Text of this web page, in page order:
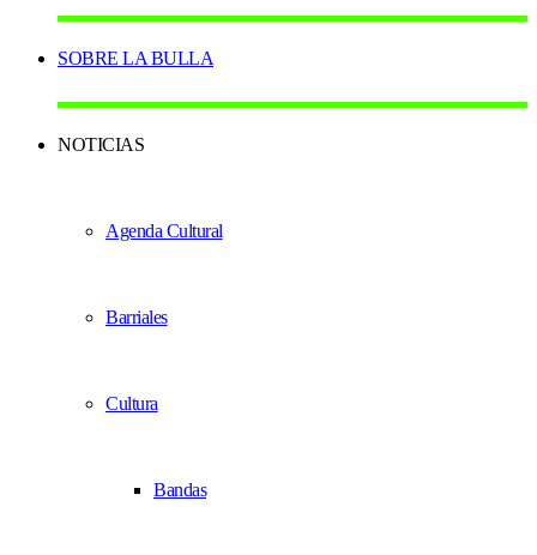
SOBRE LA BULLA
NOTICIAS
Agenda Cultural
Barriales
Cultura
Bandas